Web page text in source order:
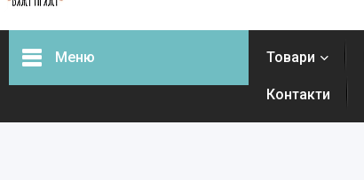
Меню Товари
Контакти